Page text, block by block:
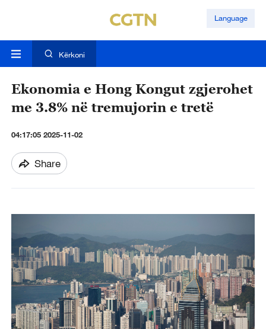
Language
Kërkoni
Ekonomia e Hong Kongut zgjerohet
me 3.8% në tremujorin e tretë
04:17:05 2025-11-02
Share